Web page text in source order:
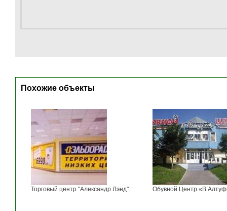
Похожие объекты
Торговый центр "Александр Лэнд". Обувной Центр «В